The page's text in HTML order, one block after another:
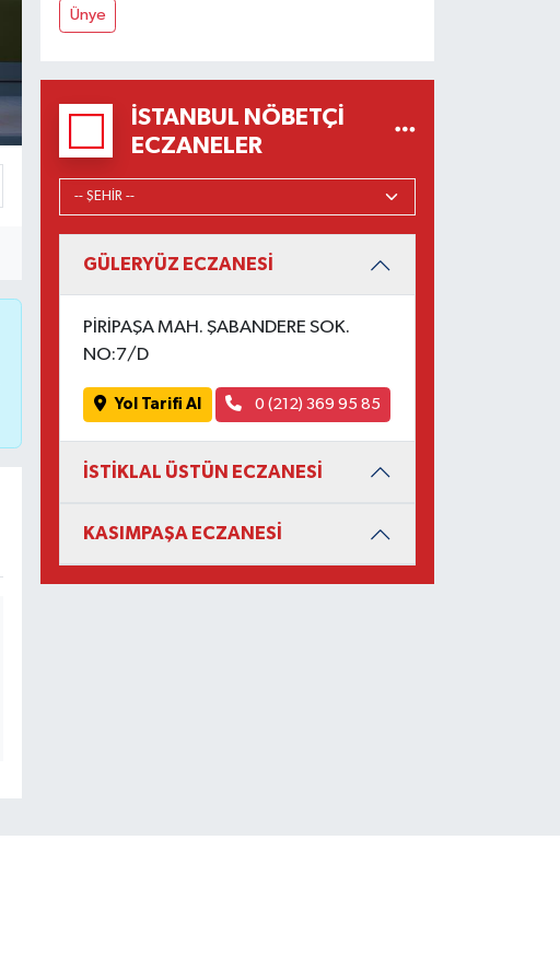
Ünye
İSTANBUL NÖBETÇI
ECZANELER
GÜLERYÜZ ECZANESİ
PİRİPAŞA MAH. ŞABANDERE SOK.
NO:7/D
Yol Tarifi Al 0 (212) 369 95 85
İSTİKLAL ÜSTÜN ECZANESİ
KASIMPAŞA ECZANESİ